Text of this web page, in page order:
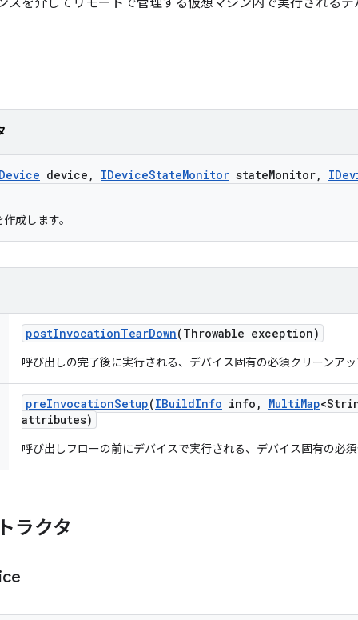
スを介してリモートで管理する仮想マシン内で実行されるデ
device , IDeviceStateMonitor stateMonitor,
成します。
postInvocationTearDown(Throwable exception)
呼び出しの完了後に実行される、デバイス固有の必須クリーンア
preInvocationSetup(IBuildInfo info , MultiMap
attributes)
呼び出しフローの前にデバイスで実行される、デバイス固有の必
ラクタ